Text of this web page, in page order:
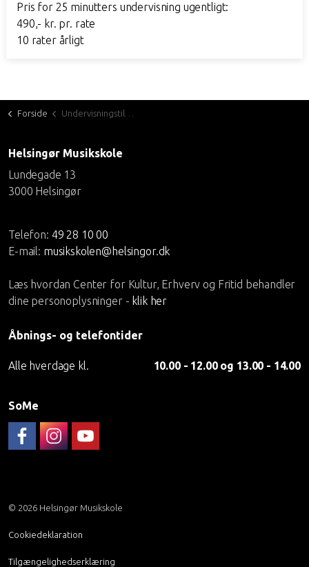
Pris for 25 minutters undervisning ugentligt:
490,- kr. pr. rate
10 rater årligt
Forside Undervisningstilbud
Helsingør Musikskole
Lundegade 13
3000 Helsingør
Telefon: 49 28 10 00
E-mail: musikskolen@helsingor.dk
Læs hvordan Center for Kultur, Erhverv og Fritid behandler
dine personoplysninger - klik her
Åbnings- og telefontider
Alle hverdage kl. 10.00 - 12.00 og 13.00 - 14.00
SoMe
© 2026 Helsingør Musikskole
Cookiedeklaration
Tilgængelighedserklæring